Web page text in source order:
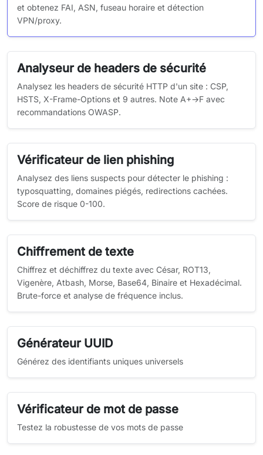
et obtenez FAI, ASN, fuseau horaire et détection
VPN/proxy.
Analyseur de headers de sécurité
Analysez les headers de sécurité HTTP d'un site : CSP,
HSTS, X-Frame-Options et 9 autres. Note A+→F avec
recommandations OWASP.
Vérificateur de lien phishing
Analysez des liens suspects pour détecter le phishing :
typosquatting, domaines piégés, redirections cachées.
Score de risque 0-100.
Chiffrement de texte
Chiffrez et déchiffrez du texte avec César, ROT13,
Vigenère, Atbash, Morse, Base64, Binaire et Hexadécimal.
Brute-force et analyse de fréquence inclus.
Générateur UUID
Générez des identifiants uniques universels
Vérificateur de mot de passe
Testez la robustesse de vos mots de passe